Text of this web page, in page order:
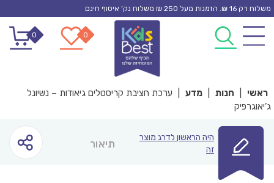
Skip
content
משלוח רק 16 ₪. הזמנות מעל 250 ₪ משלוח נק’ איסוף חינם
0
0
ראשי חנות מדע
ערכת חציבת קריסטלים גיאודות – נשיונל
ג’יאוגרפיק
היה הראשון לדרג מוצר
זה
תיאור